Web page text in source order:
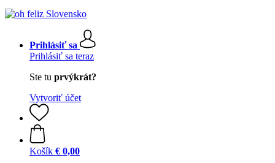
Prihlásiť sa
Prihlásiť sa teraz
Ste tu prvýkrát?
Vytvoriť účet
Košík € 0,00